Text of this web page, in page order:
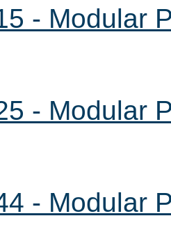
- Modular
- Modular
- Modular